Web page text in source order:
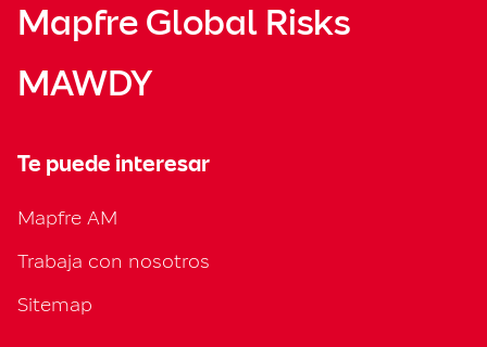
Mapfre Global Risks
MAWDY
Te puede interesar
Mapfre AM
Trabaja con nosotros
Sitemap